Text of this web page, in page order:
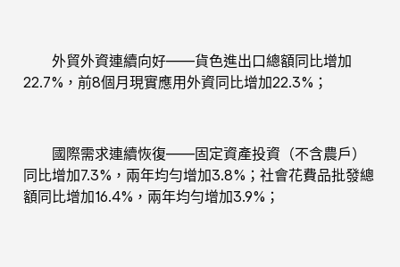
外貿外資連續向好——貨色進出口總額同比增加
22.7%，前8個月現實應用外資同比增加22.3%；
國際需求連續恢復——固定資產投資（不含農戶）
同比增加7.3%，兩年均勻增加3.8%；社會花費品批發總
額同比增加16.4%，兩年均勻增加3.9%；